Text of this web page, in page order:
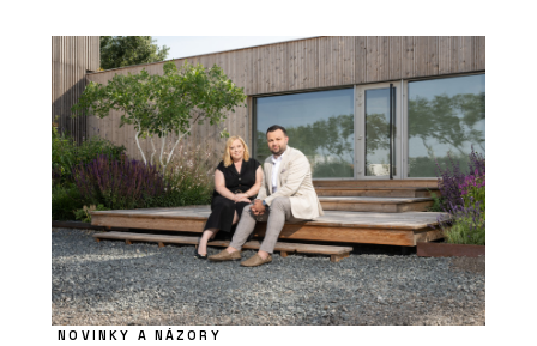
NOVINKY A NÁZORY